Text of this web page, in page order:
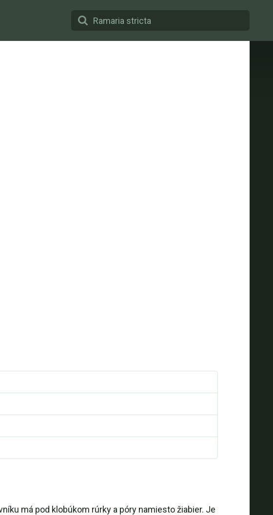
má pod klobúkom rúrky a póry namiesto žiabier. Je